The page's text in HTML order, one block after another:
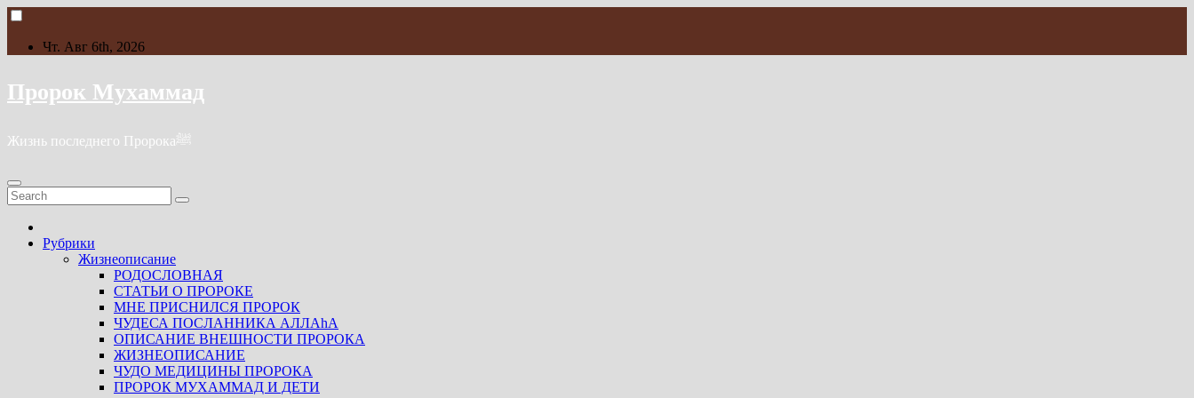
Skip
contentЧт. Авг 6th, 2026
Пророк Мухаммад
Жизнь последнего Пророкаﷺ
Рубрики
Жизнеописание
РОДОСЛОВНАЯ
СТАТЬИ О ПРОРОКЕ
МНЕ ПРИСНИЛСЯ ПРОРОК
ЧУДЕСА ПОСЛАННИКА АЛЛАhА
ОПИСАНИЕ ВНЕШНОСТИ ПРОРОКА
ЖИЗНЕОПИСАНИЕ
ЧУДО МЕДИЦИНЫ ПРОРОКА
ПРОРОК МУХАММАД И ДЕТИ